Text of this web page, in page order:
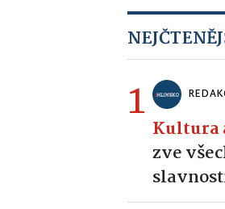
1 Kultura
zve